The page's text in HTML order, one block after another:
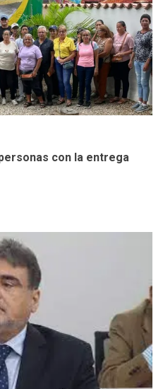
con la entrega